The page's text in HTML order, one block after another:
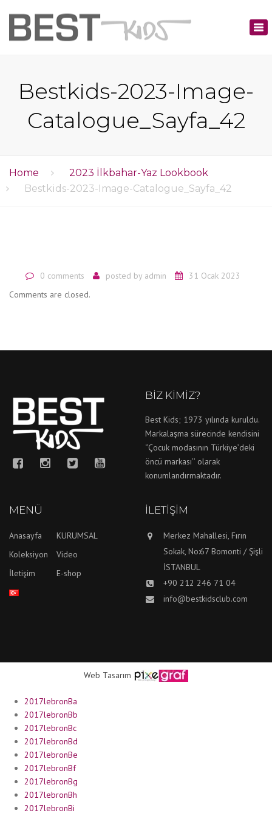
Bestkids-2023-Image-
Catalogue_Sayfa_42
Home
2023 İlkbahar-Yaz Lookbook
Bestkids-2023-Image-Catalogue_Sayfa_42
0 comments posted by admin
31 Ocak 2023
Comments are closed.
BIZ KIMIZ?
Best Kids; 1973 yılında kuruldu.
Markalaşma sürecinde kendisini
‘’Çocuk modasının Türkiye’deki
öncü markası’’ olarak
konumlandırmaktadır.
MENÜ
Anasayfa
KURUMSAL
Koleksiyon
Video
İletişim
E-shop
İLETIŞIM
Merkez Mahallesi, Fırın
Sokak, No:67 Bomonti / Şişli
İSTANBUL
+90 212 246 71 04
info@bestkidsclub.com
Web Tasarım
2017lebronBa
2017lebronBb
2017lebronBc
2017lebronBd
2017lebronBe
2017lebronBf
2017lebronBg
2017lebronBh
2017lebronBi